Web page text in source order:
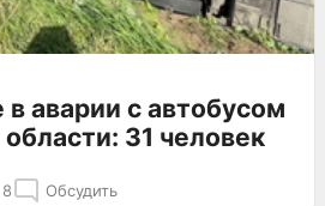
аварии с автобусом
31 человек
8 Обсудить